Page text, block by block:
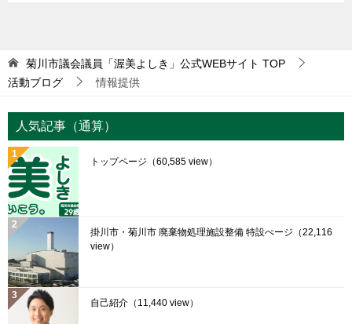
菊川市議会議員「渥美よしき」公式WEBサイト TOP
活動ブログ
情報提供
人気記事（通算）
トップページ （60,585 view）
掛川市・菊川市 廃棄物処理施設整備 特設ぺージ （22,116
view）
自己紹介 （11,440 view）